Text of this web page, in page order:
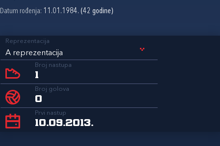
Datum rođenja: 11.01.1984. (42 godine)
Reprezentacija
A reprezentacija
Broj nastupa
1
Broj golova
0
Prvi nastup
10.09.2013.